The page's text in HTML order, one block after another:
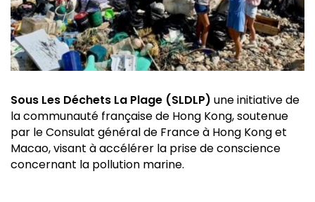
Sous Les Déchets La Plage (SLDLP) une initiative de
la communauté française de Hong Kong, soutenue
par le Consulat général de France à Hong Kong et
Macao, visant à accélérer la prise de conscience
concernant la pollution marine.